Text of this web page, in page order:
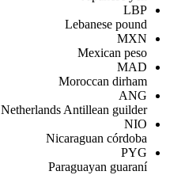
LBP
Lebanese pound
MXN
Mexican peso
MAD
Moroccan dirham
ANG
Netherlands Antillean guilder
NIO
Nicaraguan córdoba
PYG
Paraguayan guaraní